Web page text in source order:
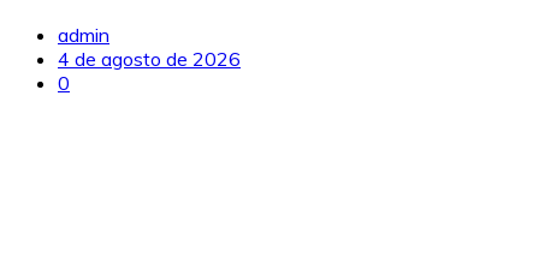
admin
4 de agosto de 2026
0